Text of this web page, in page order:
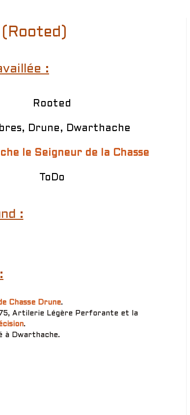
:
Rooted
Drune, Dwarthache
le Seigneur de la Chasse
ToDo
:
Chasse Drune.
75, Artilerie Légère Perforante et la
.
à Dwarthache.